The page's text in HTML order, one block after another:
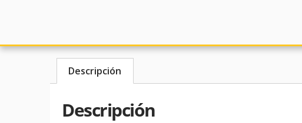
Descripción
Descripción